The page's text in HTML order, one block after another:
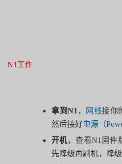
N1工作
拿到N1 ， 网线接你
然后接好电源（
开机，查看N1 固件
先降级再刷机，降